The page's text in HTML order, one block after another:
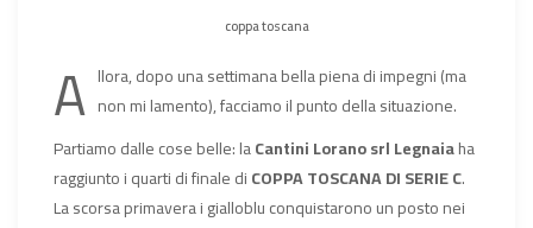
coppa toscana
A llora, dopo una settimana bella piena di impegni (ma
non mi lamento), facciamo il punto della situazione.
Partiamo dalle cose belle: laCantini Lorano srl Legnaiaha
raggiunto i quarti di finale diCOPPA TOSCANA DI SERIE C.
La scorsa primavera i gialloblu conquistarono un posto nei